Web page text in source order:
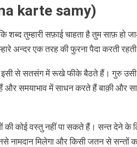
karte samy)
तुम्हारी सफ़ाई चाहता है तुम साफ़ हो
अन्दर एक तरह की फुरना पैदा करती
से सतसंग में रूखे फीके बैठते हैं। गुरु उसी
समयाभाव में साधन करते हैं बाक़ी और
की कोई वस्तु नहीं पा सकते हैं। सन्त देने
नामदान मिलेगा और किसी जतन से सन्तों